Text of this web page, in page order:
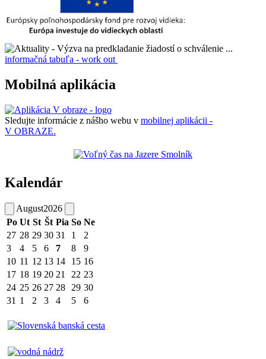
informačná tabuľa - work out
Mobilná aplikácia
Sledujte informácie z nášho webu v mobilnej aplikácii -
V OBRAZE.
Kalendár
August2026
Po Ut St Št Pia So Ne
27 28 29 30 31 1
2
3
4 5 6 7 8
9
10 11 12 13 14 15 16
17 18 19 20 21 22 23
24 25 26 27 28 29 30
31 1 2 3 4 5 6